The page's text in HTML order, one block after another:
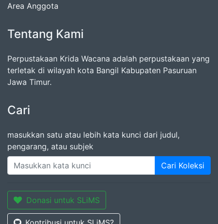
Area Anggota
Tentang Kami
Perpustakaan Krida Wacana adalah perpustakaan yang
terletak di wilayah kota Bangil Kabupaten Pasuruan
Jawa Timur.
Cari
masukkan satu atau lebih kata kunci dari judul,
pengarang, atau subjek
Cari Koleksi
Donasi untuk SLiMS